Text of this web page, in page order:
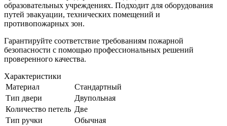
образовательных учреждениях. Подходит для оборудования
путей эвакуации, технических помещений и
противопожарных зон.
Гарантируйте соответствие требованиям пожарной
безопасности с помощью профессиональных решений
проверенного качества.
Характеристики
Материал
Стандартный
Тип двери
Двупольная
Количество петель Две
Тип ручки
Обычная